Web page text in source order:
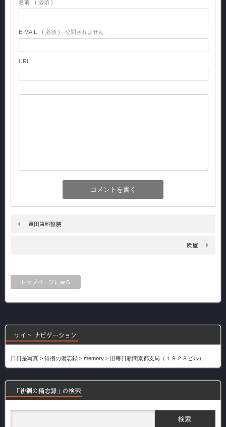
名前 ( 必須 )
E-MAIL ( 必須 ) - 公開されません -
URL
富田歯科醫院
炭屋
トップページに戻る
サイト ナビゲーション
日日是写真 > 徘徊の備忘録 > memory > 旧毎日新聞京都支局（１９２８ビル）
「徘徊の備忘録」の検索